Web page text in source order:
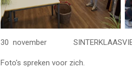
30 november
Foto's spreken voor zich.